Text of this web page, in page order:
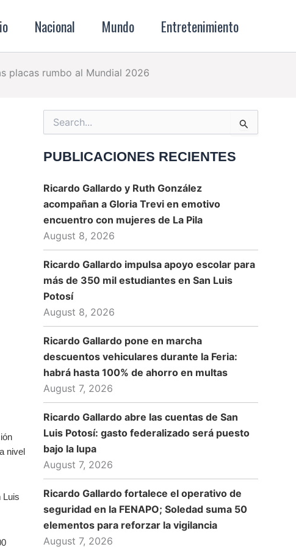
Nacional Mundo Entretenimiento
placas rumbo al Mundial 2026
nivel
Luis
Search
for:
PUBLICACIONES RECIENTES
Ricardo Gallardo y Ruth González
acompañan a Gloria Trevi en emotivo
encuentro con mujeres de La Pila
August 8, 2026
Ricardo Gallardo impulsa apoyo escolar para
más de 350 mil estudiantes en San Luis
Potosí
August 8, 2026
Ricardo Gallardo pone en marcha
descuentos vehiculares durante la Feria:
habrá hasta 100% de ahorro en multas
August 7, 2026
Ricardo Gallardo abre las cuentas de San
Luis Potosí: gasto federalizado será puesto
bajo la lupa
August 7, 2026
Ricardo Gallardo fortalece el operativo de
seguridad en la FENAPO; Soledad suma 50
elementos para reforzar la vigilancia
August 7, 2026